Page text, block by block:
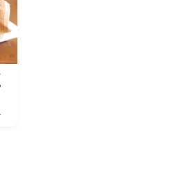
・食事パイ・ケークサレ・
うめん・春雨など)